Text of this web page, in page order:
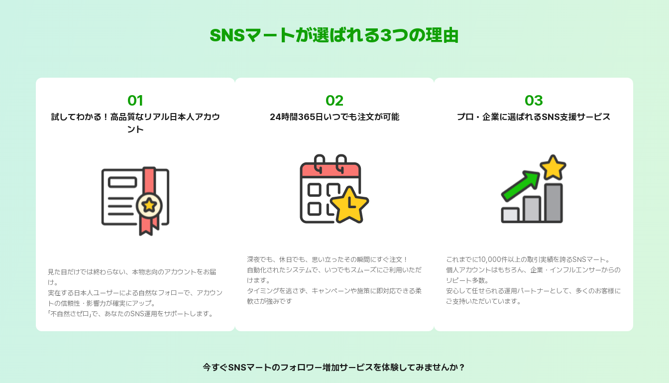
SNSマートが選ばれる3つの理由
01
試してわかる！高品質なリアル日本人アカウ
ント
見た目だけでは終わらない、本物志向のアカウントをお届
け。
実在する日本人ユーザーによる自然なフォローで、アカウン
トの信頼性・影響力が確実にアップ。
「不自然さゼロ」で、あなたのSNS運用をサポートします。
02
24時間365日いつでも注文が可能
深夜でも、休日でも、思い立ったその瞬間にすぐ注文！
自動化されたシステムで、いつでもスムーズにご利用いただ
けます。
タイミングを逃さず、キャンペーンや施策に即対応できる柔
軟さが強みです
03
プロ・企業に選ばれるSNS支援サービス
これまでに10,000件以上の取引実績を誇るSNSマート。
個人アカウントはもちろん、企業・インフルエンサーからの
リピート多数。
安心して任せられる運用パートナーとして、多くのお客様に
ご支持いただいています。
今すぐSNSマートのフォロワー増加サービスを体験してみませんか？